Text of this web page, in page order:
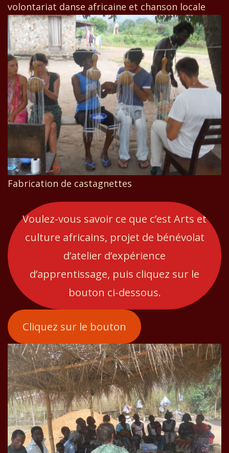
volontariat danse africaine et chanson locale
Fabrication de castagnettes
Voulez-vous savoir ce que c’est Arts et
culture africains, projet de bénévolat
d’atelier d’expérience
d’apprentissage, puis cliquez sur le
bouton ci-dessous.
Cliquez sur le bouton